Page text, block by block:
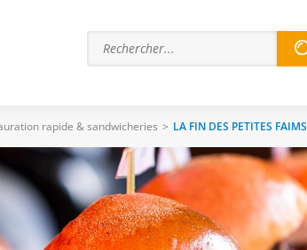
rapide & sandwicheries > LA FIN DES PETITES FAIMS